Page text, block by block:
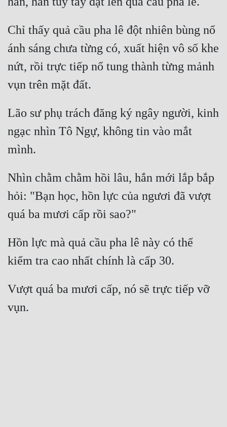
Chỉ thấy quả cầu pha lê đột nhiên bùng nổ
ánh sáng chưa từng có, xuất hiện vô số khe
nứt, rồi trực tiếp nổ tung thành từng mảnh
Lão sư phụ trách đăng ký ngây người, kinh
ngạc nhìn Tô Ngự, không tin vào mắt
Nhìn chằm chằm hồi lâu, hắn mới lắp bắp
hỏi: "Bạn học, hồn lực của ngươi đã vượt
Hồn lực mà quả cầu pha lê này có thể
Vượt quá ba mươi cấp, nó sẽ trực tiếp vỡ